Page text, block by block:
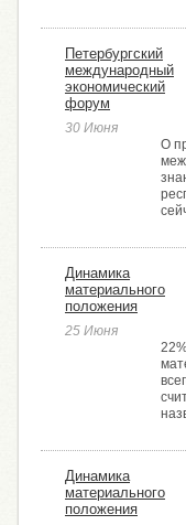
Петербургский
международный
экономический
форум
30 Июня
О
Динамика
материального
положения
25 Июня
Динамика
материального
положения